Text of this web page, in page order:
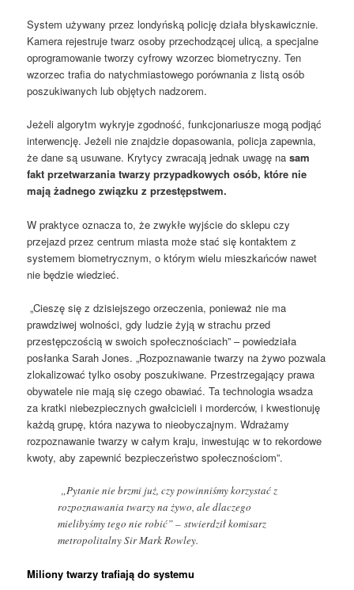
System używany przez londyńską policję działa błyskawicznie.
Kamera rejestruje twarz osoby przechodzącej ulicą, a specjalne
oprogramowanie tworzy cyfrowy wzorzec biometryczny. Ten
wzorzec trafia do natychmiastowego porównania z listą osób
poszukiwanych lub objętych nadzorem.
Jeżeli algorytm wykryje zgodność, funkcjonariusze mogą podjąć
interwencję. Jeżeli nie znajdzie dopasowania, policja zapewnia,
że dane są usuwane. Krytycy zwracają jednak uwagę na sam
fakt przetwarzania twarzy przypadkowych osób, które nie
mają żadnego związku z przestępstwem.
W praktyce oznacza to, że zwykłe wyjście do sklepu czy
przejazd przez centrum miasta może stać się kontaktem z
systemem biometrycznym, o którym wielu mieszkańców nawet
nie będzie wiedzieć.
„Cieszę się z dzisiejszego orzeczenia, ponieważ nie ma
prawdziwej wolności, gdy ludzie żyją w strachu przed
przestępczością w swoich społecznościach” – powiedziała
posłanka Sarah Jones. „Rozpoznawanie twarzy na żywo pozwala
zlokalizować tylko osoby poszukiwane. Przestrzegający prawa
obywatele nie mają się czego obawiać. Ta technologia wsadza
za kratki niebezpiecznych gwałcicieli i morderców, i kwestionuję
każdą grupę, która nazywa to nieobyczajnym. Wdrażamy
rozpoznawanie twarzy w całym kraju, inwestując w to rekordowe
kwoty, aby zapewnić bezpieczeństwo społecznościom”.
„Pytanie nie brzmi już, czy powinniśmy korzystać z
rozpoznawania twarzy na żywo, ale dlaczego
mielibyśmy tego nie robić” – stwierdził komisarz
metropolitalny Sir Mark Rowley.
Miliony twarzy trafiają do systemu